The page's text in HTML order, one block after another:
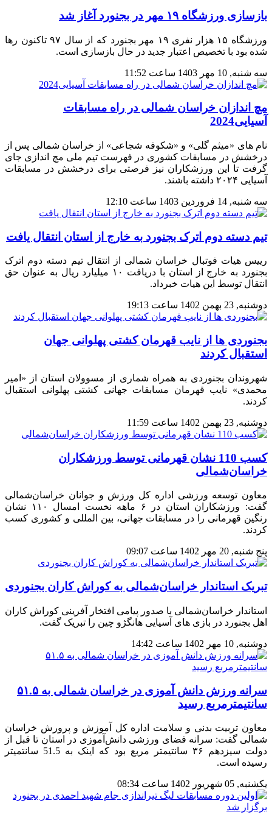
بازسازی ورزشگاه ۱۹ مهر در بجنورد آغاز شد
ورزشگاه ۱۵ هزار نفری ۱۹ مهر بجنورد که از سال ۹۷ تاکنون رها
شده بود با تخصیص اعتبار جدید در حال بازسازی است.
سه شنبه, 10 مهر 1403 ساعت 11:52
مچ اندازان خراسان شمالی در راه مسابقات
آسیایی2024
نام های «میثم گلی» و «شکوفه شجاعی» از خراسان شمالی پس از
درخشش در مسابقات کشوری در فهرست تیم ملی مچ اندازی جای
گرفت تا این ورزشکاران نیز فرصتی برای درخشش در مسابقات
آسیایی ۲۰۲۴ داشته باشند.
سه شنبه, 14 فروردين 1403 ساعت 12:10
تیم دسته دوم اترک بجنورد به خارج از استان انتقال یافت
رییس هیات فوتبال خراسان شمالی از انتقال تیم دسته دوم اترک
بجنورد به خارج از استان با دریافت ۱۰ میلیارد ریال به عنوان حق
انتقال توسط این هیات خبرداد.
دوشنبه, 23 بهمن 1402 ساعت 19:13
بجنوردی ها از نایب قهرمان کشتی پهلوانی جهان
استقبال کردند
شهروندان بجنوردی به همراه شماری از مسوولان استان از «امیر
محمدی» نایب قهرمان مسابقات جهانی کشتی پهلوانی استقبال
کردند.
دوشنبه, 23 بهمن 1402 ساعت 11:59
کسب 110 نشان قهرمانی توسط ورزشکاران
خراسان‌شمالی
معاون توسعه ورزشی اداره کل ورزش و جوانان خراسان‌شمالی
گفت: ورزشکاران استان در ۶ ماهه نخست امسال ۱۱۰ نشان
رنگین قهرمانی را در مسابقات جهانی، بین المللی و کشوری کسب
کردند.
پنج شنبه, 20 مهر 1402 ساعت 09:07
تبریک استاندار خراسان‌شمالی به کوراش کاران بجنوردی
استاندار خراسان‌شمالی با صدور پیامی افتخار آفرینی کوراش کاران
اهل بجنورد در بازی های آسیایی هانگژو چین را تبریک گفت.
دوشنبه, 10 مهر 1402 ساعت 14:42
سرانه ورزش دانش آموزی در خراسان شمالی به ۵۱.۵
سانتیمترمربع رسید
معاون تربیت بدنی و سلامت اداره کل آموزش و پرورش خراسان
شمالی گفت: سرانه فضای ورزشی دانش‌آموزی در استان تا قبل از
دولت سیزدهم ۳۶ سانتیمتر مربع بود که اینک به 51.5 سانتمیتر
رسیده است.
یکشنبه, 05 شهریور 1402 ساعت 08:34